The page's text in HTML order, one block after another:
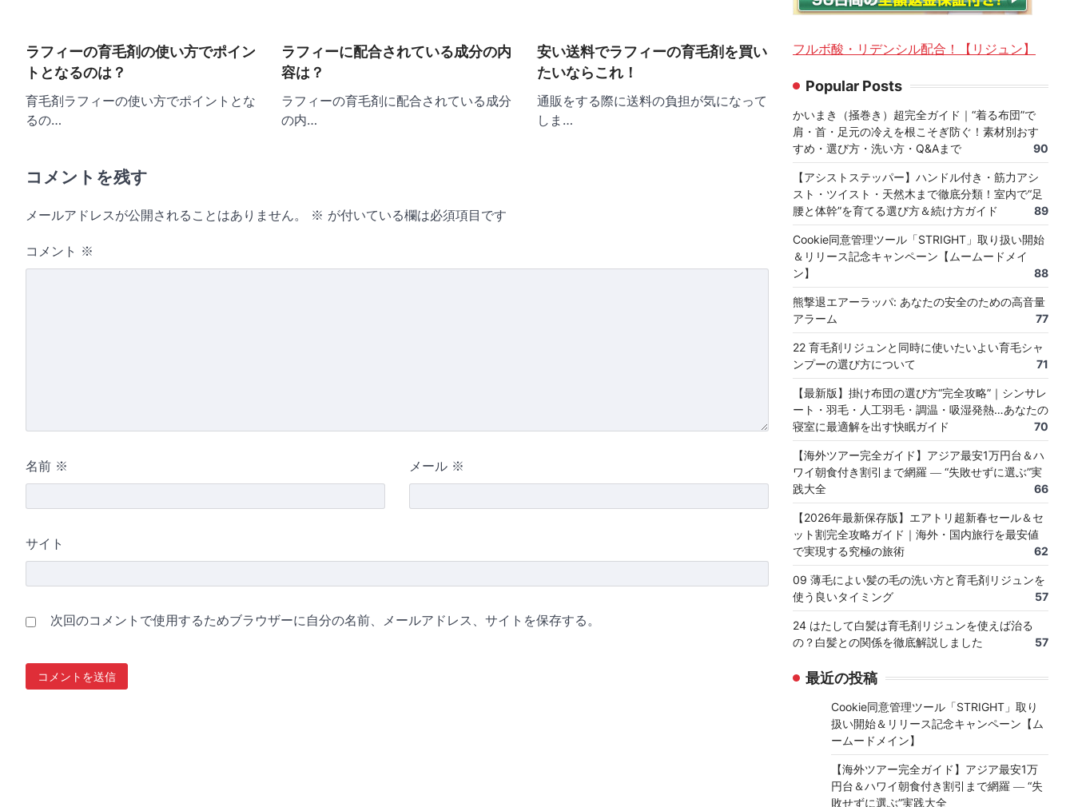
シ
ョ
ン
ラフィーの育毛剤の使い方でポイン
トとなるのは？
育毛剤ラフィーの使い方でポイントとな
るの…
ラフィーに配合されている成分の内
容は？
ラフィーの育毛剤に配合されている成分
の内…
安い送料でラフィーの育毛剤を買い
たいならこれ！
通販をする際に送料の負担が気になって
しま…
コメントを残す
メールアドレスが公開されることはありません。 ※ が付いている欄は必須項目です
コメント ※
名前 ※ メール ※
サイト
次回のコメントで使用するためブラウザーに自分の名前、メールアドレス、サイトを保存する。
フルボ酸・リデンシル配合！【リジュン】
Popular Posts
かいまき（掻巻き）超完全ガイド｜“着る布団”で
肩・首・足元の冷えを根こそぎ防ぐ！素材別おす
すめ・選び方・洗い方・Q&Aまで
90
【アシストステッパー】ハンドル付き・筋力アシ
スト・ツイスト・天然木まで徹底分類！室内で“足
腰と体幹”を育てる選び方＆続け方ガイド
89
Cookie同意管理ツール「STRIGHT」取り扱い開始
＆リリース記念キャンペーン【ムームードメイ
ン】
88
熊撃退エアーラッパ: あなたの安全のための高音量
アラーム
77
22 育毛剤リジュンと同時に使いたいよい育毛シャ
ンプーの選び方について
71
【最新版】掛け布団の選び方“完全攻略”｜シンサレ
ート・羽毛・人工羽毛・調温・吸湿発熱…あなたの
寝室に最適解を出す快眠ガイド
70
【海外ツアー完全ガイド】アジア最安1万円台＆ハ
ワイ朝食付き割引まで網羅 ― “失敗せずに選ぶ”実
践大全
66
【2026年最新保存版】エアトリ超新春セール＆セ
ット割完全攻略ガイド｜海外・国内旅行を最安値
で実現する究極の旅術
62
09 薄毛によい髪の毛の洗い方と育毛剤リジュンを
使う良いタイミング
57
24 はたして白髪は育毛剤リジュンを使えば治る
の？白髪との関係を徹底解説しました
57
最近の投稿
Cookie同意管理ツール「STRIGHT」取り
扱い開始＆リリース記念キャンペーン【ム
ームードメイン】
【海外ツアー完全ガイド】アジア最安1万
円台＆ハワイ朝食付き割引まで網羅 ― “失
敗せずに選ぶ”実践大全